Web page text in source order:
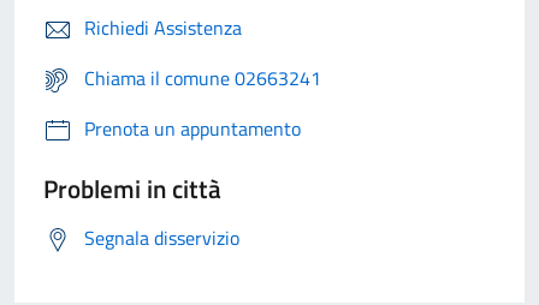
Richiedi Assistenza
Chiama il comune 02663241
Prenota un appuntamento
Problemi in città
Segnala disservizio